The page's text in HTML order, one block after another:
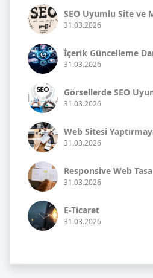
SEO Uyumlu Site ve
31.03.2026
İçerik Güncelleme
31.03.2026
Görsellerde SEO
31.03.2026
Web Sitesi
31.03.2026
Responsive Web
31.03.2026
E-Ticaret
31.03.2026